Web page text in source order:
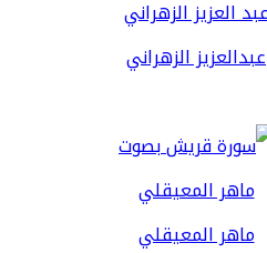
عبدالعزيز الزهراني
ماهر المعيقلي